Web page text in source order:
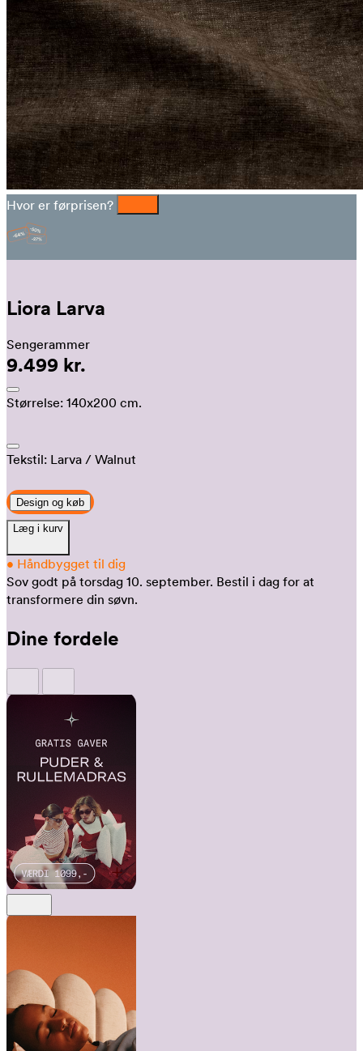
Hvor er førprisen?
Liora Larva
Sengerammer
9.499 kr.
Størrelse: 140x200 cm.
Tekstil: Larva / Walnut
Design og køb
Læg i kurv
• Håndbygget til dig
Sov godt på torsdag 10. september. Bestil i dag for at
transformere din søvn.
Dine fordele